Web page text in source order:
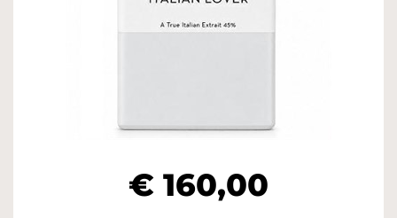
€ 160,00